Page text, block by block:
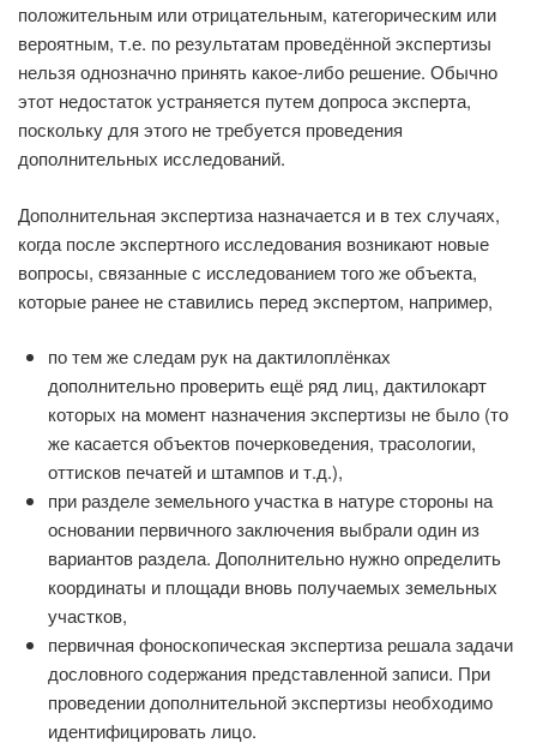
положительным или отрицательным, категорическим или
вероятным, т.е. по результатам проведённой экспертизы
нельзя однозначно принять какое-либо решение. Обычно
этот недостаток устраняется путем допроса эксперта,
поскольку для этого не требуется проведения
дополнительных исследований.
Дополнительная экспертиза назначается и в тех случаях,
когда после экспертного исследования возникают новые
вопросы, связанные с исследованием того же объекта,
которые ранее не ставились перед экспертом, например,
по тем же следам рук на дактилоплёнках
дополнительно проверить ещё ряд лиц, дактилокарт
которых на момент назначения экспертизы не было (то
же касается объектов почерковедения, трасологии,
оттисков печатей и штампов и т.д.),
при разделе земельного участка в натуре стороны на
основании первичного заключения выбрали один из
вариантов раздела. Дополнительно нужно определить
координаты и площади вновь получаемых земельных
участков,
первичная фоноскопическая экспертиза решала задачи
дословного содержания представленной записи. При
проведении дополнительной экспертизы необходимо
идентифицировать лицо.